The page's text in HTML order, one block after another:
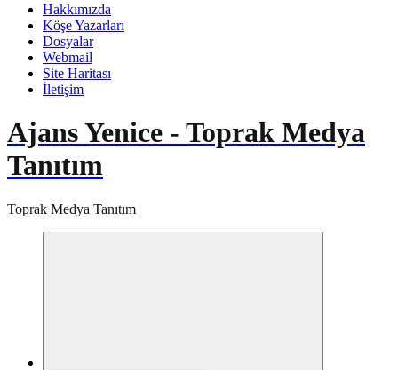
Hakkımızda
Köşe Yazarları
Dosyalar
Webmail
Site Haritası
İletişim
Ajans Yenice - Toprak Medya
Tanıtım
Toprak Medya Tanıtım